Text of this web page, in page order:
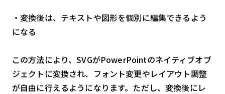
・変換後は、テキストや図形を個別に編集できるよう
になる
この方法により、SVGがPowerPointのネイティブオブ
ジェクトに変換され、フォント変更やレイアウト調整
が自由に行えるようになります。ただし、変換後にレ